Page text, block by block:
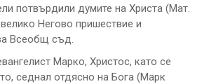
потвърдили думите на Христа (Мат.
Негово пришествие и
Всеобщ съд.
Марко, Христос, като се
седнал отдясно на Бога (Марк